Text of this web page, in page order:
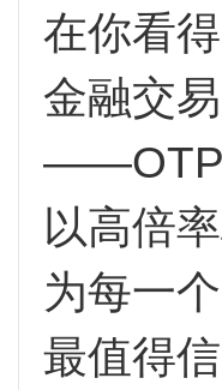
在你看
金融交
——OTP
以高倍
为每一
最值得